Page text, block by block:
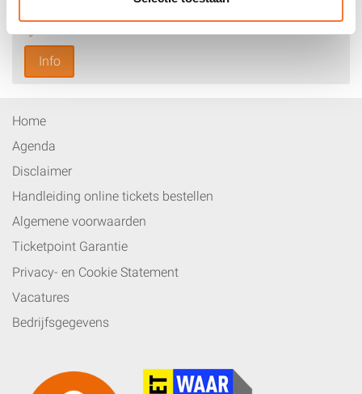
Artiesten Nieuwjaarsreceptie
Info
Home
Agenda
Disclaimer
Handleiding online tickets bestellen
Algemene voorwaarden
Ticketpoint Garantie
Privacy- en Cookie Statement
Vacatures
Bedrijfsgegevens